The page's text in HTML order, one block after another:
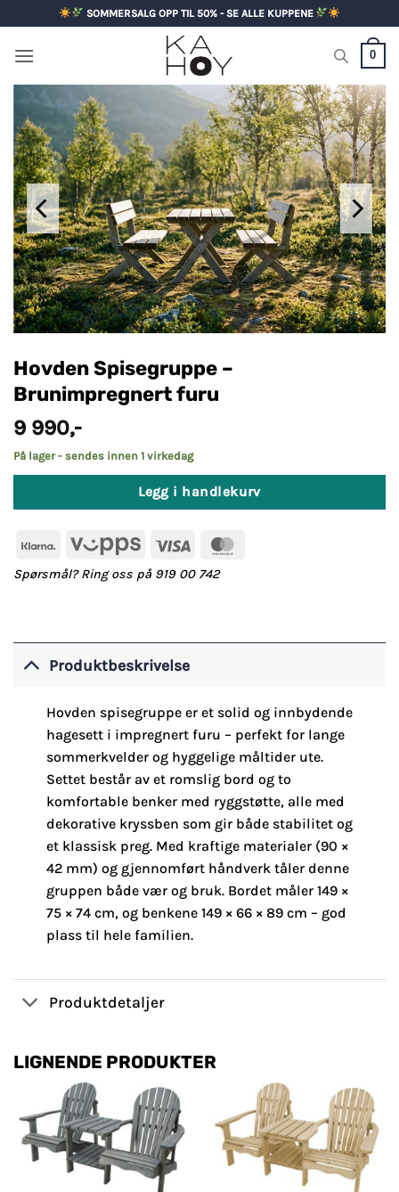
to
content
SOMMERSALG OPP TIL 50% - SE ALLE KUPPENE
0
Hovden Spisegruppe –
Brunimpregnert furu
9 990,-
På lager - sendes innen 1 virkedag
Legg i handlekurv
Klarna Vipps Visa
Spørsmål? Ring oss på 919 00 742
Produktbeskrivelse
Hovden spisegruppe er et solid og innbydende
hagesett i impregnert furu – perfekt for lange
sommerkvelder og hyggelige måltider ute.
Settet består av et romslig bord og to
komfortable benker med ryggstøtte, alle med
dekorative kryssben som gir både stabilitet og
et klassisk preg. Med kraftige materialer (90 ×
42 mm) og gjennomført håndverk tåler denne
gruppen både vær og bruk. Bordet måler 149 ×
75 × 74 cm, og benkene 149 × 66 × 89 cm – god
plass til hele familien.
Produktdetaljer
LIGNENDE PRODUKTER